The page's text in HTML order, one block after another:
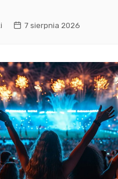
7 sierpnia 2026